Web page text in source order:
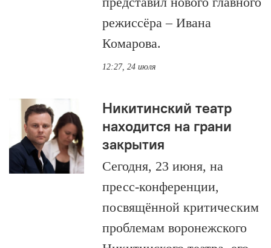
режиссёра – Ивана
Комарова.
12:27, 24 июля
Никитинский театр
находится на грани
закрытия
Сегодня, 23 июня, на
пресс-конференции,
посвящённой критическим
проблемам воронежского